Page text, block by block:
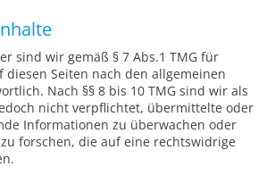
sind wir gemäß § 7 Abs.1 TMG für
diesen Seiten nach den allgemeinen
Nach §§ 8 bis 10 TMG sind wir als
nicht verpflichtet, übermittelte oder
Informationen zu überwachen oder
forschen, die auf eine rechtswidrige